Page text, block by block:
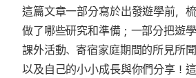
這篇文章一部分寫於出發遊學前，梳
做了哪些研究和準備；一部分把遊學
課外活動、寄宿家庭期間的所見所聞
以及自己的小小成長與你們分享！這